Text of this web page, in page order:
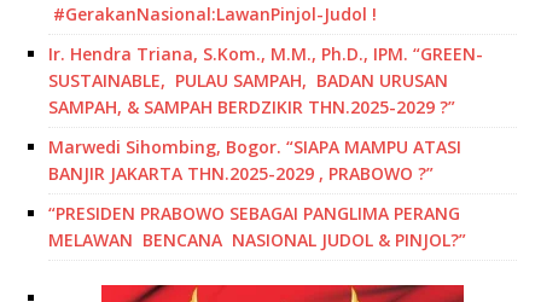
#GerakanNasional:LawanPinjol-Judol !
Ir. Hendra Triana, S.Kom., M.M., Ph.D., IPM. “GREEN-
SUSTAINABLE, PULAU SAMPAH, BADAN URUSAN
SAMPAH, & SAMPAH BERDZIKIR THN.2025-2029 ?”
Marwedi Sihombing, Bogor. “SIAPA MAMPU ATASI
BANJIR JAKARTA THN.2025-2029 , PRABOWO ?”
“PRESIDEN PRABOWO SEBAGAI PANGLIMA PERANG
MELAWAN BENCANA NASIONAL JUDOL & PINJOL?”